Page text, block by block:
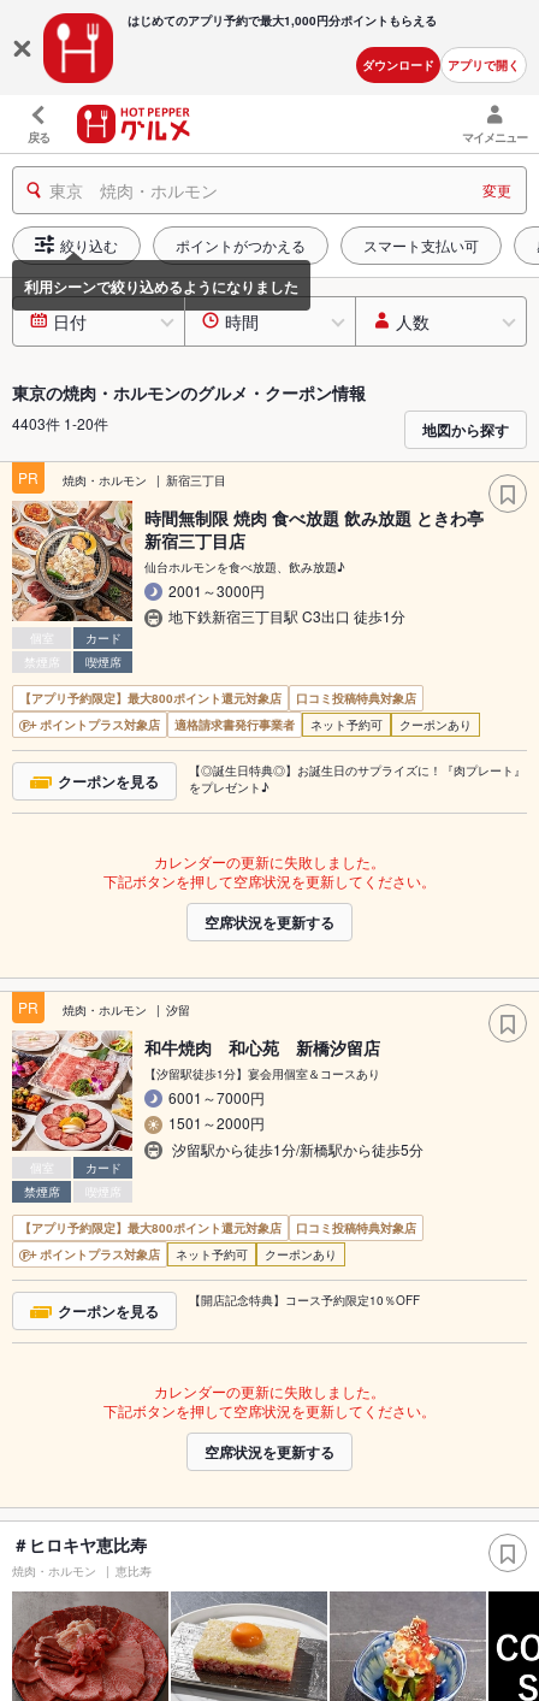
はじめてのアプリ予約で最大1,000円分ポイントもらえる
ダウンロード アプリで開く
戻る マイメニュー
東京 焼肉・ホルモン 変更
絞り込む ポイントがつかえる スマート支払い可
日付 時間 人数
東京の焼肉・ホルモンのグルメ・クーポン情報
4403件 1-20件 地図から探す
PR 焼肉・ホルモン 新宿三丁目
個室
カード
禁煙席
喫煙席
時間無制限 焼肉 食べ放題 飲み放題 ときわ亭
新宿三丁目店
仙台ホルモンを食べ放題、飲み放題♪
2001～3000円
地下鉄新宿三丁目駅 C3出口 徒歩1分
【アプリ予約限定】最大800ポイント還元対象店
口コミ投稿特典対象店
ポイントプラス対象店
適格請求書発行事業者 ネット予約可 クーポンあり
クーポンを見る
【◎誕生日特典◎】お誕生日のサプライズに！『肉プレート』
をプレゼント♪
カレンダーの更新に失敗しました。
下記ボタンを押して空席状況を更新してください。
空席状況を更新する
PR 焼肉・ホルモン 汐留
個室
カード
禁煙席
喫煙席
和牛焼肉 和心苑 新橋汐留店
【汐留駅徒歩1分】宴会用個室＆コースあり
6001～7000円
1501～2000円
汐留駅から徒歩1分/新橋駅から徒歩5分
【アプリ予約限定】最大800ポイント還元対象店
口コミ投稿特典対象店
ポイントプラス対象店
ネット予約可 クーポンあり
クーポンを見る 【開店記念特典】コース予約限定10％OFF
カレンダーの更新に失敗しました。
下記ボタンを押して空席状況を更新してください。
空席状況を更新する
＃ヒロキヤ恵比寿
焼肉・ホルモン 恵比寿